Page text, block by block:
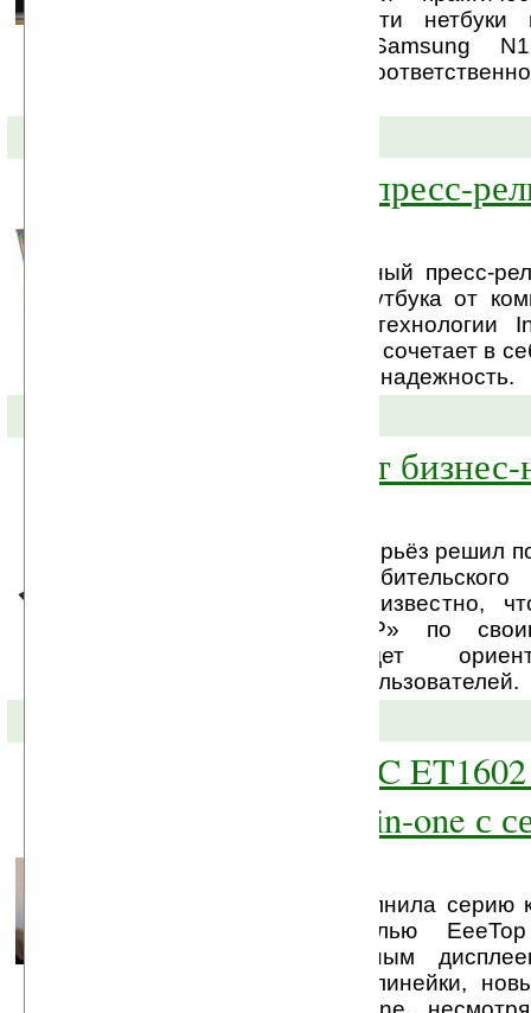
функциональности, эти
различия. Нетбук Samsung
довольно крупной и,
Официальный пресс-
Состоялся официальный пресс-
дюймового бизнес-ноутбука от
базе процессорной
ASUS Z37Sp. Новинка сочетает в
производительность и надежность.
ASUS запускает
Похоже, что ASUS всерьёз решил
за пределами
начале года стало известно,
ноутбуков ASUS «P» по
возможностям будет
профессиональных пользователей.
ASUS EeeTop PC
компьютер All-in-one с
Компания ASUS пополнила серию
in-one новой моделью
оснащенной сенсорным
представители этой линейки,